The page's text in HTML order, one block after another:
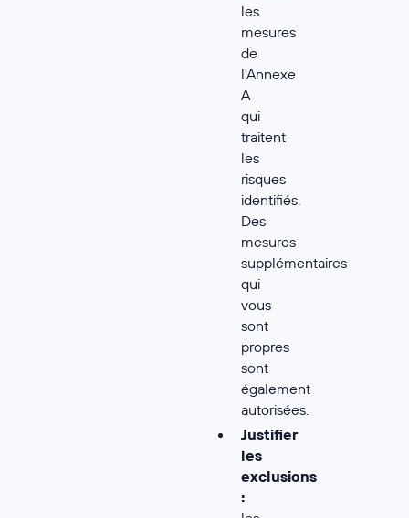
les
mesures
de
l'Annexe
A
qui
traitent
les
risques
identifiés.
Des
mesures
supplémentaires
qui
vous
sont
propres
sont
également
autorisées.
Justifier
les
exclusions
: